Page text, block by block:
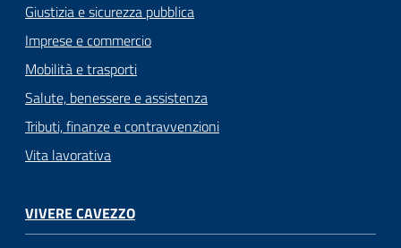
Giustizia e sicurezza pubblica
Imprese e commercio
Mobilità e trasporti
Salute, benessere e assistenza
Tributi, finanze e contravvenzioni
Vita lavorativa
VIVERE CAVEZZO